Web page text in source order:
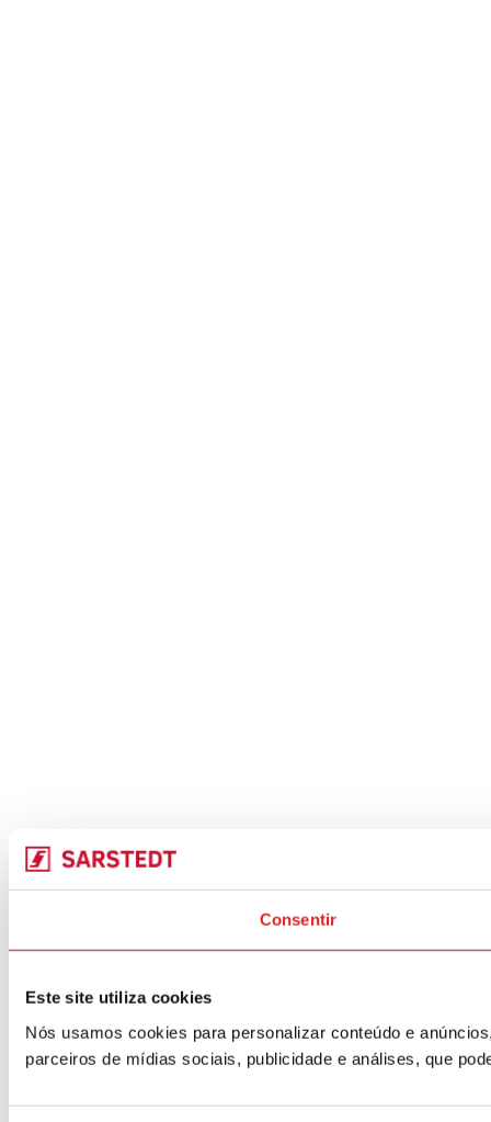
Consentir
Este site utiliza cookies
Nós usamos cookies para personalizar conteúdo e
parceiros de mídias sociais, publicidade e análises, que